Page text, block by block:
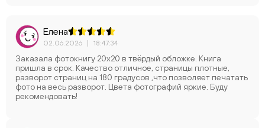
Елена
02.06.2026 | 18:47:34
Заказала фотокнигу 20х20 в твёрдый обложке. Книга
пришла в срок. Качество отличное, страницы плотные,
разворот страниц на 180 градусов ,что позволяет печатать
фото на весь разворот. Цвета фотографий яркие. Буду
рекомендовать!